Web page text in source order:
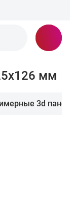
мм
3d